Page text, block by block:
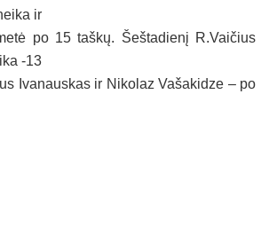
ir
po 15 taškų. Šeštadienį R.Vaičius
-13
Ivanauskas ir Nikolaz Vašakidze – po